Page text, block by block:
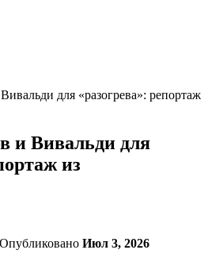
для «разогрева»: репортаж
и Вивальди для
из
Опубликовано Июл 3, 2026